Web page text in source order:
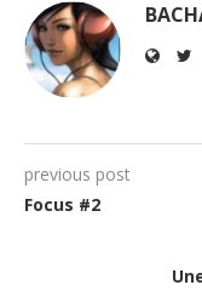
previous post
Focus #2